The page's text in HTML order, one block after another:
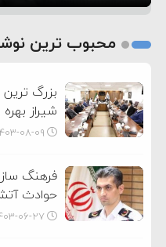
2
محبوب ترین
بزرگ ترین
شیراز
۱۴۰۳-۰۸-
حوادث
۱۴۰۳-۰۶-